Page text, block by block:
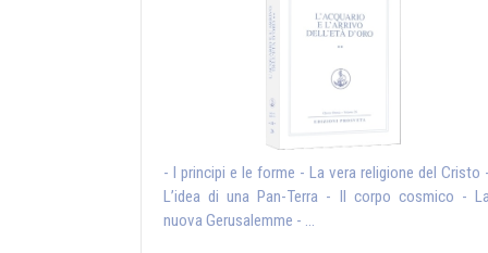
- I principi e le forme - La vera religione del Cristo
L’idea di una Pan-Terra - Il corpo cosmico -
nuova Gerusalemme - ...